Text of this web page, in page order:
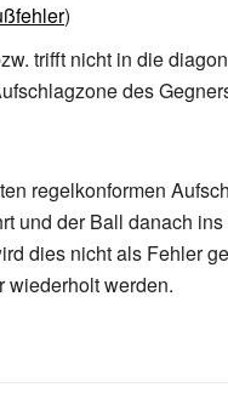
)
trifft nicht in die
des
regelkonformen
und der Ball danach ins
dies nicht als Fehler
wiederholt werden.